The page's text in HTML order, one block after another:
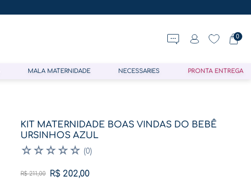
0
MALA MATERNIDADE NECESSARIES PRONTA ENTREGA
KIT MATERNIDADE BOAS VINDAS DO BEBÊ
URSINHOS AZUL
☆☆☆☆☆ (0)
R$ 211,00 R$ 202,00